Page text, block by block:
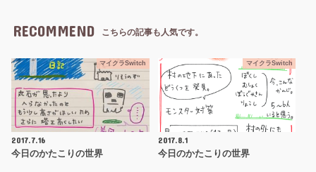
RECOMMEND こちらの記事も人気です。
マイクラSwitch
2017.7.16
今日のかたこりの世界
マイクラSwitch
2017.8.1
今日のかたこりの世界